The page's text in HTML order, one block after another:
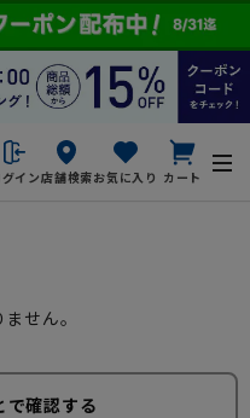
グイン店舗検索お気に入り カート
せん。
で確認する